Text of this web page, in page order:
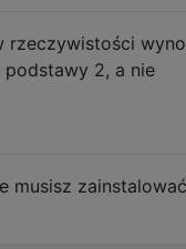
rzeczywistości
2, a nie
musisz zainstalować